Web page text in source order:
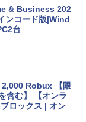
ASUS HP dyna
M5チップ搭載
& Business 202
ンコード版|Wind
台
Robux 【限
含む】 【オンラ
ロックス | オン